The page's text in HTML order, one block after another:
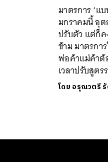
มาตรการ ‘แ
มกราคมนี้ อุ
ปรับตัว แต่ก็ค
ข้าม มาตรก
พ่อค้าแม่ค้าต้
เวลาปรับสูต
โดย อรุณวตรี